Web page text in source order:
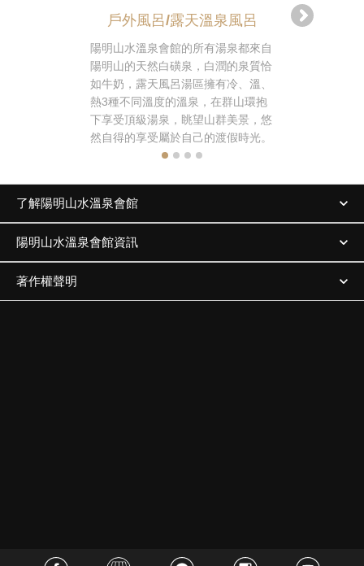
戶外風呂/露天溫泉風呂
陽明山水溫泉會館的所有湯泉都來自
陽明山的天然白磺泉，白潤的泉質恰
如牛奶，露天風呂湯區擁有冷、溫、
熱3種不同溫度的溫泉，在群山環抱
下享受頂級湯泉，眺望山群美景，悠
然自得的享受屬於自己的渡假時光。
了解陽明山水溫泉會館
陽明山水溫泉會館資訊
著作權聲明